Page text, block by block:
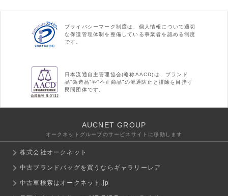
プライバシーマーク制度は、個人情報について適切
な保護管理体制を整備している事業者を認める制度
です。
日本流通自主管理協会(略称AACD)は、ブランド
品“偽造品”や“不正商品”の流通防止と排除を目指す
民間団体です。
AUCNET GROUP
オークネットグループのサービスサイトに移動します
株式会社オークネット
中古ブランドバッグを買うならギャラリーレア
中古車検索はオークネット.jp